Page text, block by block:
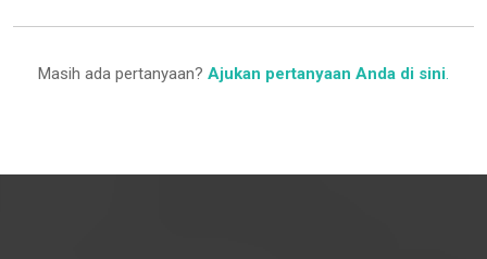
Masih ada pertanyaan? Ajukan pertanyaan Anda di sini.